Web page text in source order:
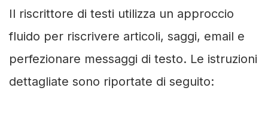
Il riscrittore di testi utilizza un approccio
fluido per riscrivere articoli, saggi, email e
perfezionare messaggi di testo. Le istruzioni
dettagliate sono riportate di seguito: